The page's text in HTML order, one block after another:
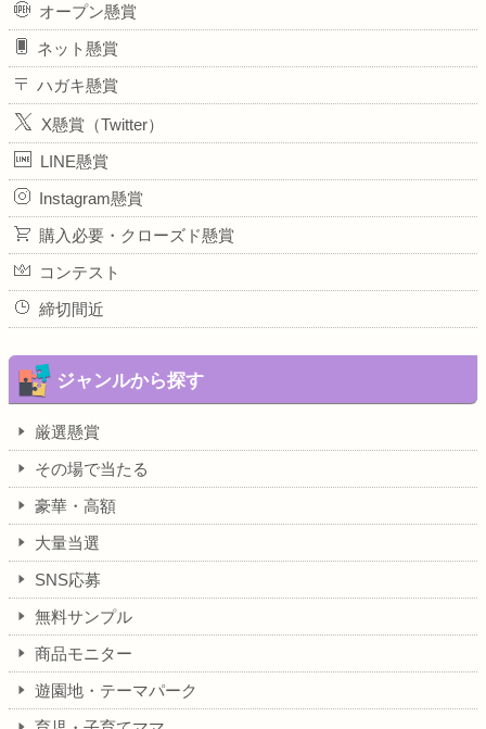
オープン懸賞
ネット懸賞
ハガキ懸賞
X懸賞（Twitter）
LINE懸賞
Instagram懸賞
購入必要・クローズド懸賞
コンテスト
締切間近
ジャンルから探す
厳選懸賞
その場で当たる
豪華・高額
大量当選
SNS応募
無料サンプル
商品モニター
遊園地・テーマパーク